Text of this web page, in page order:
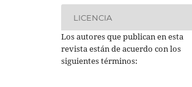
LICENCIA
Los autores que publican en esta
revista están de acuerdo con los
siguientes términos: